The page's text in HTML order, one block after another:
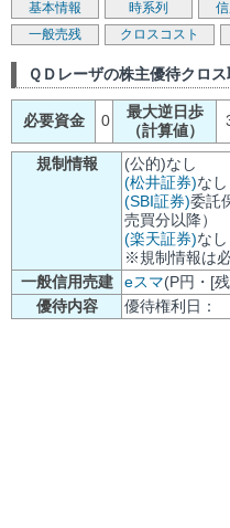
基本情報 時系列
一般売残
クロスコスト
ＱＤレーザの株主優待クロ
必要資金 0
最大逆日歩
（計算値）
規制情報
(公的)なし
(松井証券)なし
(SBI証券)委託
売買分以降）
(楽天証券)なし
※規制情報は
一般信用売建
eスマ(P円・[
優待内容
優待権利日：